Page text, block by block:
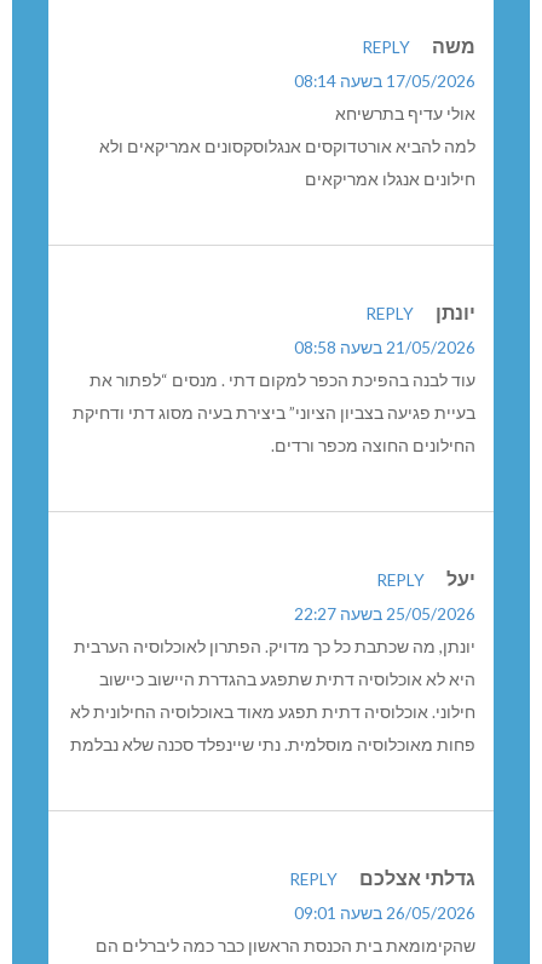
משה
REPLY
17/05/2026 בשעה 08:14
אולי עדיף בתרשיחא
למה להביא אורטדוקסים אנגלוסקסונים אמריקאים ולא
חילונים אנגלו אמריקאים
יונתן
REPLY
21/05/2026 בשעה 08:58
עוד לבנה בהפיכת הכפר למקום דתי . מנסים “לפתור את
בעיית פגיעה בצביון הציוני” ביצירת בעיה מסוג דתי ודחיקת
החילונים החוצה מכפר ורדים.
יעל
REPLY
25/05/2026 בשעה 22:27
יונתן, מה שכתבת כל כך מדויק. הפתרון לאוכלוסיה הערבית
היא לא אוכלוסיה דתית שתפגע בהגדרת היישוב כיישוב
חילוני. אוכלוסיה דתית תפגע מאוד באוכלוסיה החילונית לא
פחות מאוכלוסיה מוסלמית. נתי שיינפלד סכנה שלא נבלמת
גדלתי אצלכם
REPLY
26/05/2026 בשעה 09:01
שהקימומאת בית הכנסת הראשון כבר כמה ליברלים הם